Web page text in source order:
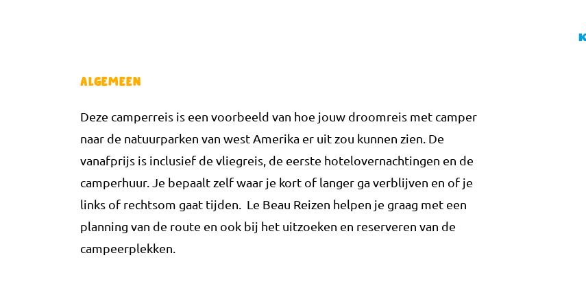
Algemeen
Deze camperreis is een voorbeeld van hoe jouw droomreis met camper
naar de natuurparken van west Amerika er uit zou kunnen zien. De
vanafprijs is inclusief de vliegreis, de eerste hotelovernachtingen en de
camperhuur. Je bepaalt zelf waar je kort of langer ga verblijven en of je
links of rechtsom gaat tijden. Le Beau Reizen helpen je graag met een
planning van de route en ook bij het uitzoeken en reserveren van de
campeerplekken.